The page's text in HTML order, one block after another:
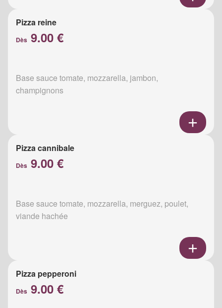
Pizza reine
Dès 9.00 €
Base sauce tomate, mozzarella, jambon,
champignons
Pizza cannibale
Dès 9.00 €
Base sauce tomate, mozzarella, merguez, poulet,
viande hachée
Pizza pepperoni
Dès 9.00 €